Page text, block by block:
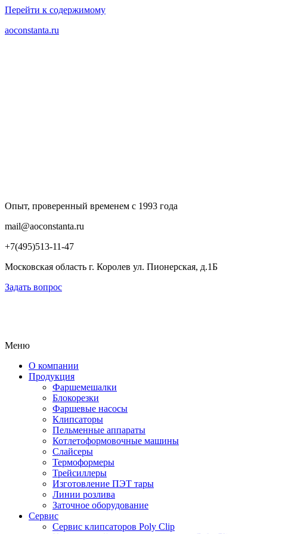
Перейти к содержимому
aoconstanta.ru
Опыт, проверенный временем с 1993 года
mail@aoconstanta.ru
+7(495)513-11-47
Московская область г. Королев ул. Пионерская, д.1Б
Задать вопрос
Меню
О компании
Продукция
Фаршемешалки
Блокорезки
Фаршевые насосы
Клипсаторы
Пельменные аппараты
Котлетоформовочные машины
Слайсеры
Термоформеры
Трейсиллеры
Изготовление ПЭТ тары
Линии розлива
Заточное оборудование
Сервис
Сервис клипсаторов Poly Clip